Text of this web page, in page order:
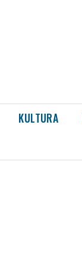
KULTURA